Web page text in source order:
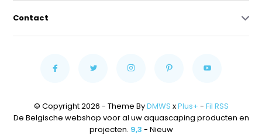
Contact
© Copyright 2026 - Theme ByDMWS xPlus+ - Fil RSS
De Belgische webshop voor al uw aquascaping producten en
projecten. 9,3 - Nieuw